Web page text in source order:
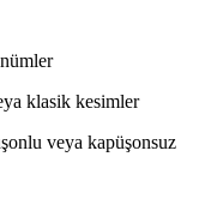
klasik kesimler
veya kapüşonsuz